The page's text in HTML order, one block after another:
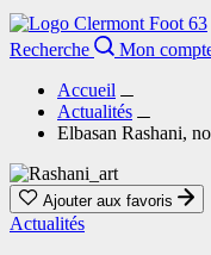
Recherche
Mon
Accueil
Actualités
Elbasan Rashani,
Ajouter aux favoris
Actualités